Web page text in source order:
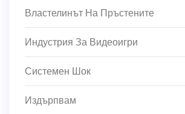
Властелинът На Пръстените
Индустрия За Видеоигри
Системен Шок
Издърпвам